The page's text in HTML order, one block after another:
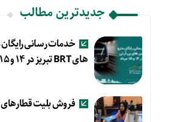
جدیدترین مطالب
خدمات رسانی
های BRT تبریز در ۱۴ و ۱۵ مرداد
فروش بلیت